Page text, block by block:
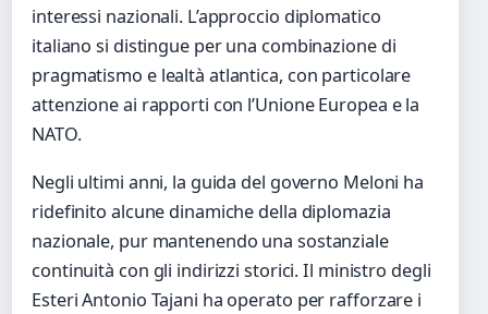
interessi nazionali. L’approccio diplomatico
italiano si distingue per una combinazione di
pragmatismo e lealtà atlantica, con particolare
attenzione ai rapporti con l’Unione Europea e la
NATO.
Negli ultimi anni, la guida del governo Meloni ha
ridefinito alcune dinamiche della diplomazia
nazionale, pur mantenendo una sostanziale
continuità con gli indirizzi storici. Il ministro degli
Esteri Antonio Tajani ha operato per rafforzare i